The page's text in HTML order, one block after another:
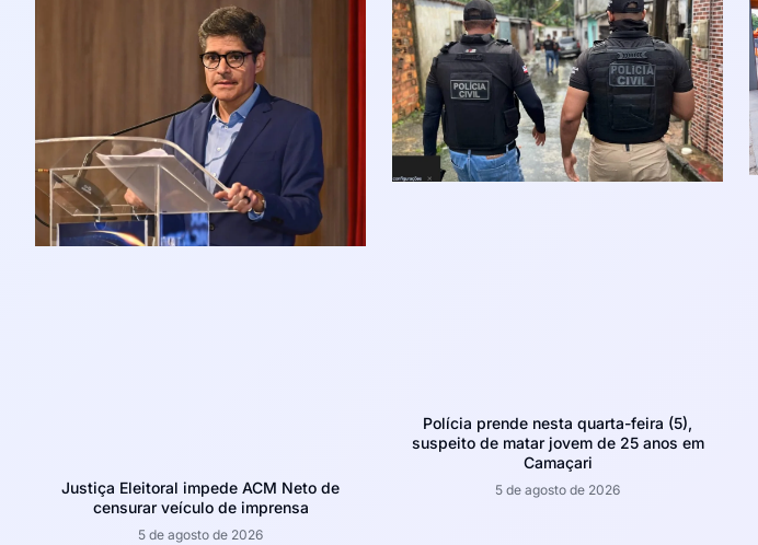
Justiça Eleitoral impede ACM Neto de
censurar veículo de imprensa
5 de agosto de 2026
Polícia prende nesta quarta-feira (5),
suspeito de matar jovem de 25 anos em
Camaçari
5 de agosto de 2026